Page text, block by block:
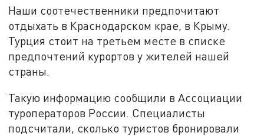
Наши соотечественники предпочитают
отдыхать в Краснодарском крае, в Крыму.
Турция стоит на третьем месте в списке
предпочтений курортов у жителей нашей
страны.
Такую информацию сообщили в Ассоциации
туроператоров России. Специалисты
подсчитали, сколько туристов бронировали